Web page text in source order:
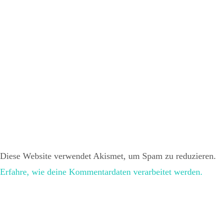
Diese Website verwendet Akismet, um Spam zu reduzieren.
Erfahre, wie deine Kommentardaten verarbeitet werden.